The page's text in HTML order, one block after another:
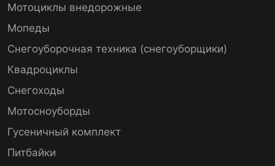
Мотоциклы внедорожные
Мопеды
Снегоуборочная техника (снегоуборщики)
Квадроциклы
Снегоходы
Мотосноуборды
Гусеничный комплект
Питбайки